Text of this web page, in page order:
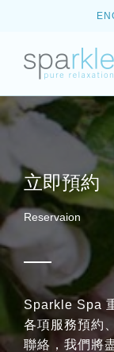
立即預約
Reservaion
Sparkle Spa
各項服務預約
聯絡，我們將